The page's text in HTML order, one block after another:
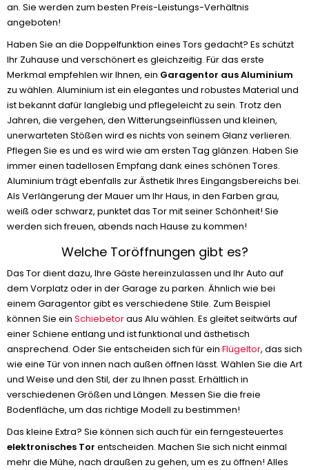
an. Sie werden zum besten Preis-Leistungs-Verhältnis
angeboten!
Haben Sie an die Doppelfunktion eines Tors gedacht? Es schützt
Ihr Zuhause und verschönert es gleichzeitig. Für das erste
Merkmal empfehlen wir Ihnen, ein Garagentor aus Aluminium
zu wählen. Aluminium ist ein elegantes und robustes Material und
ist bekannt dafür langlebig und pflegeleicht zu sein. Trotz den
Jahren, die vergehen, den Witterungseinflüssen und kleinen,
unerwarteten Stößen wird es nichts von seinem Glanz verlieren.
Pflegen Sie es und es wird wie am ersten Tag glänzen. Haben Sie
immer einen tadellosen Empfang dank eines schönen Tores.
Aluminium trägt ebenfalls zur Ästhetik Ihres Eingangsbereichs bei.
Als Verlängerung der Mauer um Ihr Haus, in den Farben grau,
weiß oder schwarz, punktet das Tor mit seiner Schönheit! Sie
werden sich freuen, abends nach Hause zu kommen!
Welche Toröffnungen gibt es?
Das Tor dient dazu, Ihre Gäste hereinzulassen und Ihr Auto auf
dem Vorplatz oder in der Garage zu parken. Ähnlich wie bei
einem Garagentor gibt es verschiedene Stile. Zum Beispiel
können Sie ein Schiebetoraus Alu wählen. Es gleitet seitwärts auf
einer Schiene entlang und ist funktional und ästhetisch
ansprechend. Oder Sie entscheiden sich für ein Flügeltor, das sich
wie eine Tür von innen nach außen öffnen lässt. Wählen Sie die Art
und Weise und den Stil, der zu Ihnen passt. Erhältlich in
verschiedenen Größen und Längen. Messen Sie die freie
Bodenfläche, um das richtige Modell zu bestimmen!
Das kleine Extra? Sie können sich auch für ein ferngesteuertes
elektronisches Tor entscheiden. Machen Sie sich nicht einmal
mehr die Mühe, nach draußen zu gehen, um es zu öffnen! Alles